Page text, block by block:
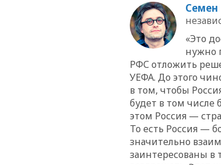
Семен
«Это
нужно
РФС отложить
УЕФА. До этого
в том, чтобы
будет в том
этом Россия —
То есть Россия —
значительно
заинтересованы